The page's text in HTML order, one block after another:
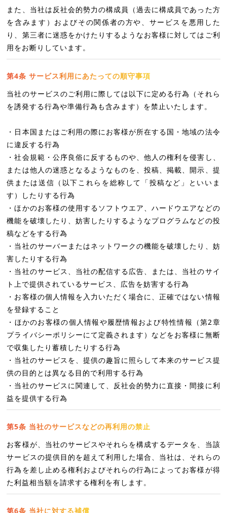
また、当社は反社会的勢力の構成員（過去に構成員であった方
を含みます）およびその関係者の方や、サービスを悪用した
り、第三者に迷惑をかけたりするようなお客様に対してはご利
用をお断りしています。
第4条 サービス利用にあたっての順守事項
当社のサービスのご利用に際しては以下に定める行為（それら
を誘発する行為や準備行為も含みます）を禁止いたします。
・日本国またはご利用の際にお客様が所在する国・地域の法令
に違反する行為
・社会規範・公序良俗に反するものや、他人の権利を侵害し、
または他人の迷惑となるようなものを、投稿、掲載、開示、提
供または送信（以下これらを総称して「投稿など」といいま
す）したりする行為
・ほかのお客様の使用するソフトウエア、ハードウエアなどの
機能を破壊したり、妨害したりするようなプログラムなどの投
稿などをする行為
・当社のサーバーまたはネットワークの機能を破壊したり、妨
害したりする行為
・当社のサービス、当社の配信する広告、または、当社のサイ
ト上で提供されているサービス、広告を妨害する行為
・お客様の個人情報を入力いただく場合に、正確ではない情報
を登録すること
・ほかのお客様の個人情報や履歴情報および特性情報（第2章
プライバシーポリシーにて定義されます）などをお客様に無断
で収集したり蓄積したりする行為
・当社のサービスを、提供の趣旨に照らして本来のサービス提
供の目的とは異なる目的で利用する行為
・当社のサービスに関連して、反社会的勢力に直接・間接に利
益を提供する行為
第5条 当社のサービスなどの再利用の禁止
お客様が、当社のサービスやそれらを構成するデータを、当該
サービスの提供目的を超えて利用した場合、当社は、それらの
行為を差し止める権利およびそれらの行為によってお客様が得
た利益相当額を請求する権利を有します。
第6条 当社に対する補償